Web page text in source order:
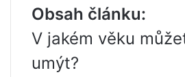
Obsah článku:
V jakém věku
umýt?